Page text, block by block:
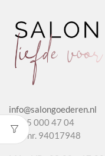
info@salongoederen.nl
T 085 000 47 04
KvK nr. 94017948